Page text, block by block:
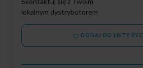
lokalnym dystrybutorem
DODAJ DO LISTY